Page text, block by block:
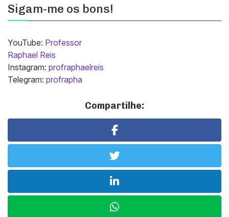
Sigam-me os bons!
YouTube: Professor
Raphael Reis
Instagram: profraphaelreis
Telegram: profrapha
Compartilhe: